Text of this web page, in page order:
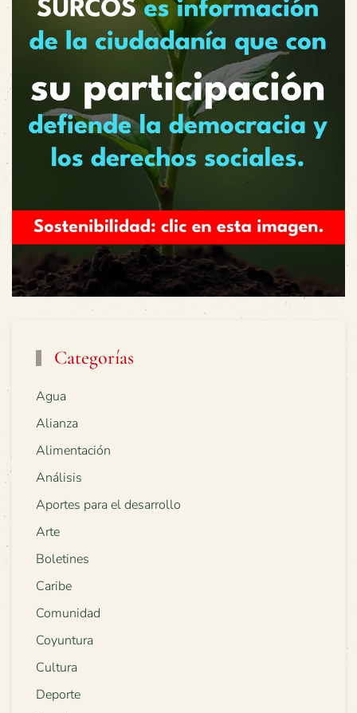
Categorías
Agua
Alianza
Alimentación
Análisis
Aportes para el desarrollo
Arte
Boletines
Caribe
Comunidad
Coyuntura
Cultura
Deporte